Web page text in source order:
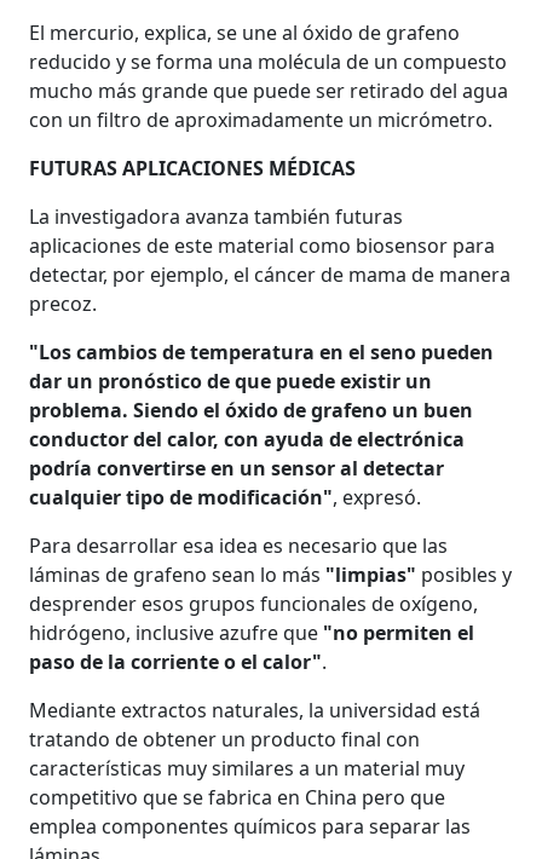
El mercurio, explica, se une al óxido de grafeno
reducido y se forma una molécula de un compuesto
mucho más grande que puede ser retirado del agua
con un filtro de aproximadamente un micrómetro.
FUTURAS APLICACIONES MÉDICAS
La investigadora avanza también futuras
aplicaciones de este material como biosensor para
detectar, por ejemplo, el cáncer de mama de manera
precoz.
"Los cambios de temperatura en el seno pueden
dar un pronóstico de que puede existir un
problema. Siendo el óxido de grafeno un buen
conductor del calor, con ayuda de electrónica
podría convertirse en un sensor al detectar
cualquier tipo de modificación", expresó.
Para desarrollar esa idea es necesario que las
láminas de grafeno sean lo más "limpias" posibles y
desprender esos grupos funcionales de oxígeno,
hidrógeno, inclusive azufre que "no permiten el
paso de la corriente o el calor".
Mediante extractos naturales, la universidad está
tratando de obtener un producto final con
características muy similares a un material muy
competitivo que se fabrica en China pero que
emplea componentes químicos para separar las